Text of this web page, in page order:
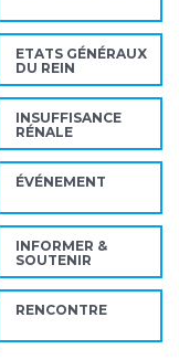
ETATS GÉNÉRAUX
DU REIN
INSUFFISANCE
RÉNALE
ÉVÉNEMENT
INFORMER &
SOUTENIR
RENCONTRE